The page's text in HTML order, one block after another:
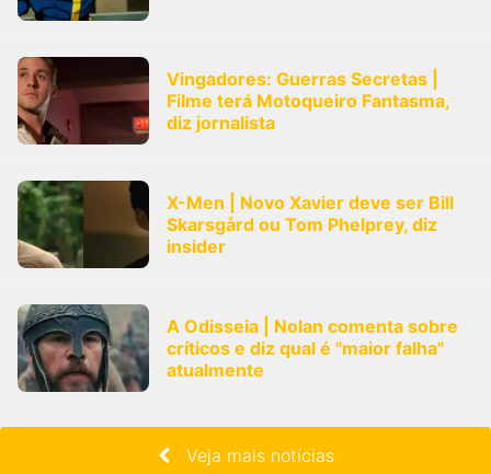
Vingadores: Guerras Secretas |
Filme terá Motoqueiro Fantasma,
diz jornalista
X-Men | Novo Xavier deve ser Bill
Skarsgård ou Tom Phelprey, diz
insider
A Odisseia | Nolan comenta sobre
críticos e diz qual é "maior falha"
atualmente
Veja mais notícias